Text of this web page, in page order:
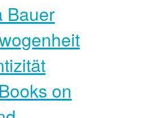
Bauer
on